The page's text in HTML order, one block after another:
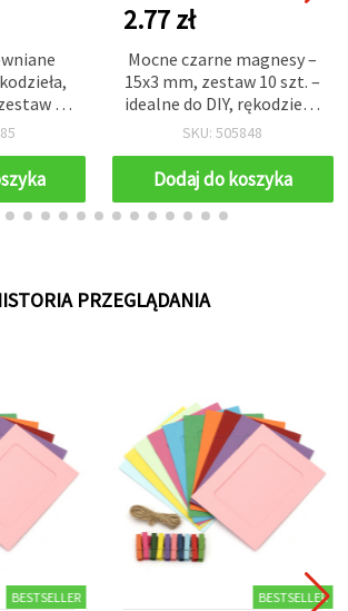
10
2.77 zł
Mocne czarne magnesy –
15x3 mm, zestaw 10 szt. –
idealne do DIY, rękodzieła,
projektów szkolnych,
użytku
SKU: 505848
Dodaj do koszyka
PRZEGLĄDANIA
BESTSELLER BESTSELLER